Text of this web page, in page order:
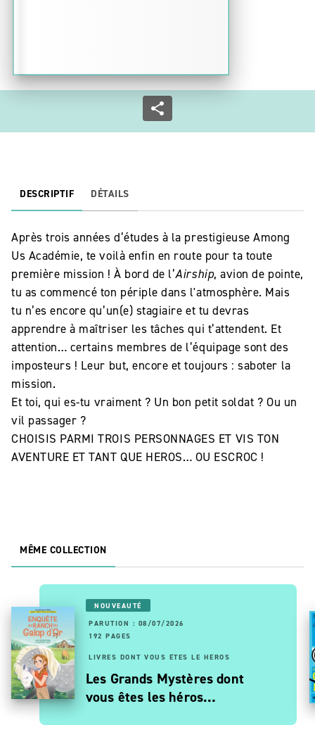
DESCRIPTIF DÉTAILS
Après trois années d’études à la prestigieuse Among
Us Académie, te voilà enfin en route pour ta toute
première mission ! À bord de l’Airship, avion de pointe,
tu as commencé ton périple dans l'atmosphère. Mais
tu n’es encore qu’un(e) stagiaire et tu devras
apprendre à maîtriser les tâches qui t’attendent. Et
attention… certains membres de l’équipage sont des
imposteurs ! Leur but, encore et toujours : saboter la
mission.
Et toi, qui es-tu vraiment ? Un bon petit soldat ? Ou un
vil passager ?
CHOISIS PARMI TROIS PERSONNAGES ET VIS TON
AVENTURE ET TANT QUE HEROS… OU ESCROC !
MÊME COLLECTION
NOUVEAUTÉ
PARUTION : 08/07/2026
192 PAGES
LIVRES DONT VOUS ÊTES LE HÉROS
Les Grands Mystères dont
vous êtes les héros…